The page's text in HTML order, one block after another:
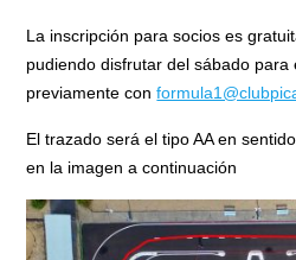
La inscripción para socios es
pudiendo disfrutar del sábado para
previamente con
El trazado será el tipo AA en
en la imagen a continuación